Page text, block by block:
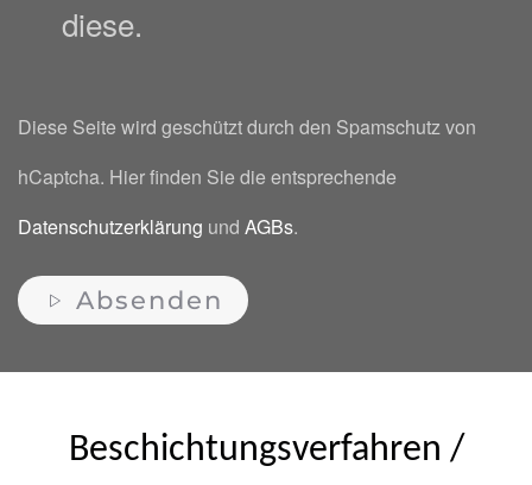
diese.
Diese Seite wird geschützt durch den Spamschutz von
hCaptcha. Hier finden Sie die entsprechende
Datenschutzerklärung und AGBs.
Absenden
Beschichtungsverfahren /